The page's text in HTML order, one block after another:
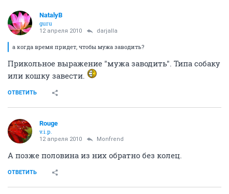
NatalyB
guru
12 апреля 2010 darjalla
а когда время придет, чтобы мужа заводить?
Прикольное выражение "мужа заводить". Типа собаку
или кошку завести.
ОТВЕТИТЬ
Rouge
v.i.p.
12 апреля 2010 Monfrend
А позже половина из них обратно без колец.
ОТВЕТИТЬ